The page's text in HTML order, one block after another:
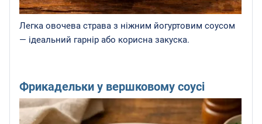
Легка овочева страва з ніжним йогуртовим соусом
— ідеальний гарнір або корисна закуска.
Фрикадельки у вершковому соусі